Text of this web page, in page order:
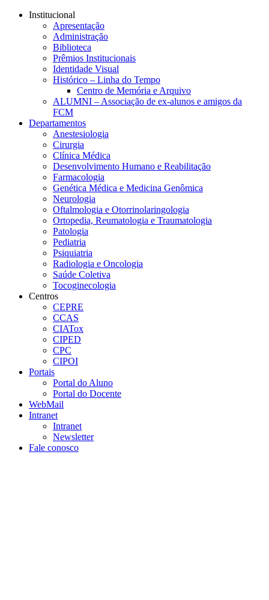
Conteúdo principal
Institucional
Apresentação
Administração
Biblioteca
Prêmios Institucionais
Identidade Visual
Histórico – Linha do Tempo
Centro de Memória e Arquivo
ALUMNI – Associação de ex-alunos e amigos da
FCM
Departamentos
Anestesiologia
Cirurgia
Clínica Médica
Desenvolvimento Humano e Reabilitação
Farmacologia
Genética Médica e Medicina Genômica
Neurologia
Oftalmologia e Otorrinolaringologia
Ortopedia, Reumatologia e Traumatologia
Patologia
Pediatria
Psiquiatria
Radiologia e Oncologia
Saúde Coletiva
Tocoginecologia
Centros
CEPRE
CCAS
CIATox
CIPED
CPC
CIPOI
Portais
Portal do Aluno
Portal do Docente
WebMail
Intranet
Intranet
Newsletter
Fale conosco